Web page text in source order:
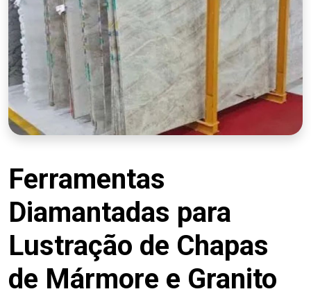
Ferramentas
Diamantadas para
Lustração de Chapas
de Mármore e Granito